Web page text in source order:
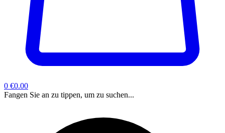
0 €0.00
Fangen Sie an zu tippen, um zu suchen...